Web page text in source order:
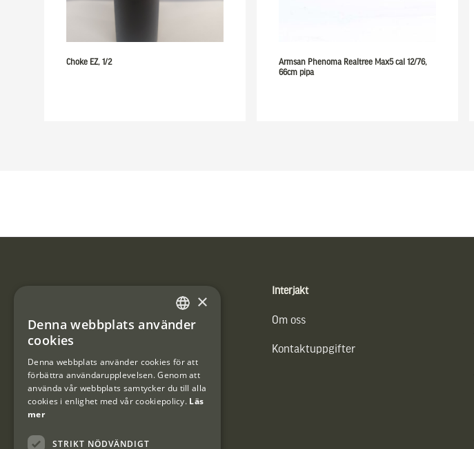
Choke EZ, 1/2
Armsan Phenoma Realtree Max5 cal 12/76,
66cm pipa
Vännäs Friluftbyxa
Interjakt
Om oss
Kontaktuppgifter
SWEDISH
×
Denna webbplats använder
cookies
Denna webbplats använder cookies för att
förbättra användarupplevelsen. Genom att
använda vår webbplats samtycker du till alla
cookies i enlighet med vår cookiepolicy. Läs
mer
STRIKT NÖDVÄNDIGT